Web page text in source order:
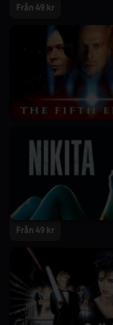
Från 49 kr
Från 49 kr